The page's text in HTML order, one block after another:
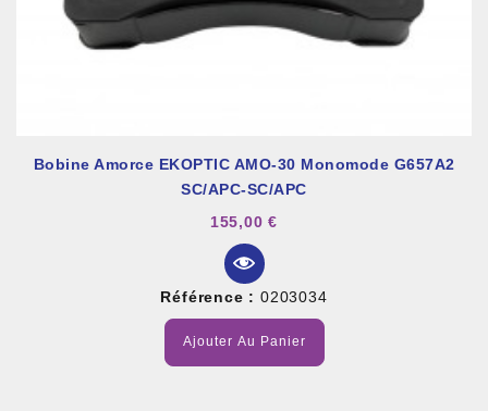
Bobine Amorce EKOPTIC AMO-30 Monomode G657A2
SC/APC-SC/APC
155,00 €
Référence : 0203034
Ajouter Au Panier